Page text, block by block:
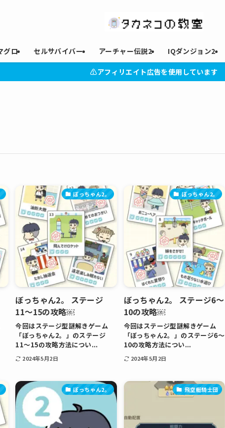
グロ セルサバイバー アーチャー伝説2 IQダンジョン2
⚠︎アフィリエイト広告を使用しています
ぼっちゃん2。
ぼっちゃん2。 ステージ
11〜15の攻略￼
今回はステージ型謎解きゲーム
「ぼっちゃん2。」のステージ
11〜15の攻略方法につい...
2024年5月2日
ぼっちゃん2。
ぼっちゃん2。 ステージ6〜
10の攻略￼
今回はステージ型謎解きゲーム
「ぼっちゃん2。」のステージ6〜
10の攻略方法につい...
2024年5月2日
ぼっちゃん2。 飛空艇騎士団